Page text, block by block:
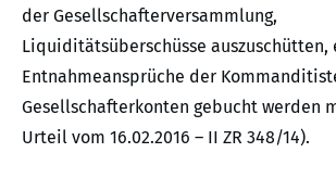
der Gesellschafterversammlung,
Liquiditätsüberschüsse auszuschütten,
Entnahmeansprüche der
Gesellschafterkonten gebucht werden
Urteil vom 16.02.2016 – II ZR 348/14).